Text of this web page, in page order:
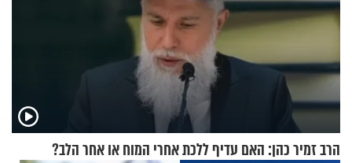
הרב זמיר כהן: האם עדיף ללכת אחרי המוח או אחר הלב?